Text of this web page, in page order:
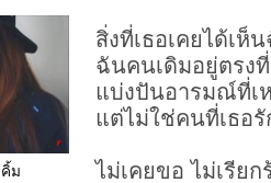
ม
สิ่งที่เธอเคยได้เห็
ฉันคนเดิมอยู่ตรงที่
แบ่งปันอารมณ์ที่เ
แต่ไม่ใช่คนที่เธอรั
ไม่เคยขอ ไม่เรียก